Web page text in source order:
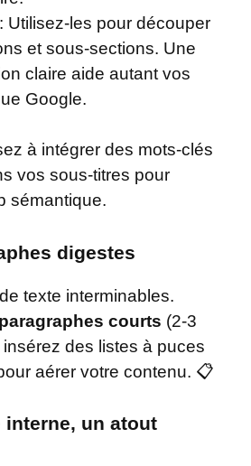
: Utilisez-les pour découper
et sous-sections. Une
claire aide autant vos
Google.
à intégrer des mots-clés
vos sous-titres pour
sémantique.
digestes
texte interminables.
paragraphes courts (2-3
des listes à puces
aérer votre contenu. 📋
interne, un atout